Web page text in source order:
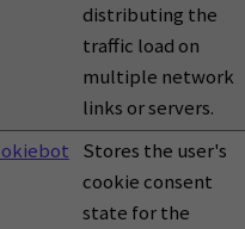
distributing the
traffic load on
multiple network
links or servers.
Stores the user's
cookie consent
state for the